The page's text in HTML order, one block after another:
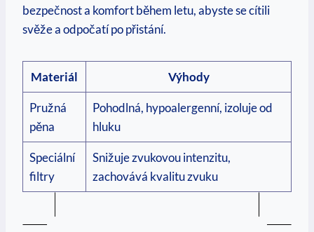
bezpečnost a komfort během letu, abyste se cítili
svěže a odpočatí po přistání.
Materiál Výhody
Pružná
pěna
Pohodlná, hypoalergenní, izoluje od
hluku
Speciální
filtry
Snižuje zvukovou intenzitu,
zachovává kvalitu zvuku